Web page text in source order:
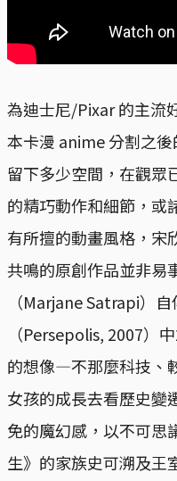
為迪士尼/Pixar 的主流
本卡漫 anime 分割之
留下多少空間，在觀眾
的精巧動作和細節，或
有所擅的動畫風格，宋
共鳴的原創作品並非易
（Marjane Satrapi）
（Persepolis, 2007）
的想像—不那麼科技、
女孩的成長去看歷史變
免的魔幻感，以不可思
生》的家族史可溯及王